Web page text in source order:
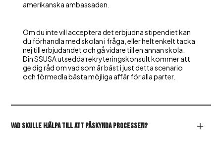
amerikanska ambassaden.
Om du inte vill acceptera det erbjudna stipendiet kan
du förhandla med skolan i fråga, eller helt enkelt tacka
nej till erbjudandet och gå vidare till en annan skola.
Din SSUSA utsedda rekryteringskonsult kommer att
ge dig råd om vad som är bäst i just detta scenario
och förmedla bästa möjliga affär för alla parter.
Vad skulle hjälpa till att påskynda processen?